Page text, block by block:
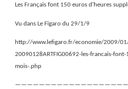
Les Français font 150 euros d’heures
Vu dans Le Figaro du 29/1/9
http://www.lefigaro.fr/economie/2009/
20090128ARTFIG00692-les-francais-
mois-.php